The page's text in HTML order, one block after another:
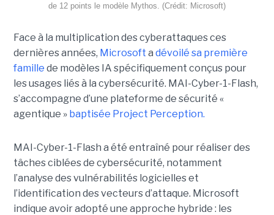
de 12 points le modèle Mythos. (Crédit: Microsoft)
Face à la multiplication des cyberattaques ces
dernières années, Microsoft a dévoilé sa première
famille de modèles IA spécifiquement conçus pour
les usages liés à la cybersécurité. MAI-Cyber-1-Flash,
s’accompagne d’une plateforme de sécurité «
agentique » baptisée Project Perception.
MAI-Cyber-1-Flash a été entraîné pour réaliser des
tâches ciblées de cybersécurité, notamment
l’analyse des vulnérabilités logicielles et
l’identification des vecteurs d’attaque. Microsoft
indique avoir adopté une approche hybride : les